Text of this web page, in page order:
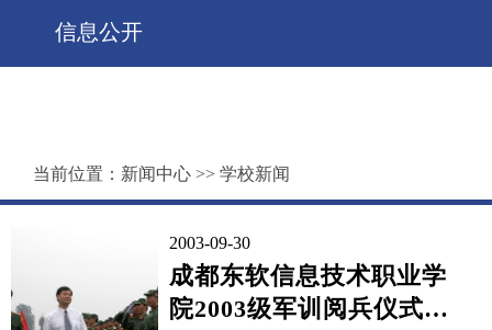
信息公开
当前位置： 新闻中心 >> 学校新闻
2003-09-30
成都东软信息技术职业学
院2003级军训阅兵仪式隆